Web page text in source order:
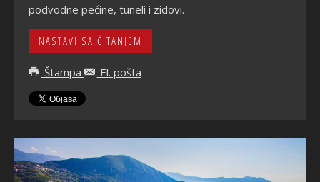
podvodne pećine, tuneli i zidovi.
NASTAVI SA ČITANJEM
Štampa El. pošta